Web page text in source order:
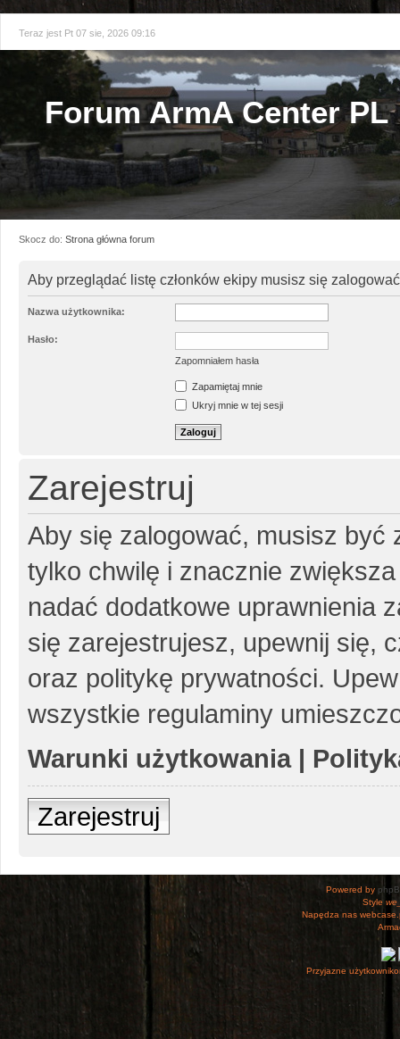
Teraz jest Pt 07 sie, 2026 09:16
Forum ArmA Center PL
Skocz do: Strona główna forum
Aby przeglądać listę członków ekipy musisz się
Nazwa użytkownika:
Hasło:
Zapomniałem hasła
Zapamiętaj mnie
Ukryj mnie w tej sesji
Zarejestruj
Aby się zalogować, musisz być
tylko chwilę i znacznie
nadać dodatkowe uprawnienia
się zarejestrujesz, upewnij się,
oraz politykę prywatności.
wszystkie regulaminy
Warunki użytkowania|
Zarejestruj
Powered by
Style
Napędza nas
Przyjazne